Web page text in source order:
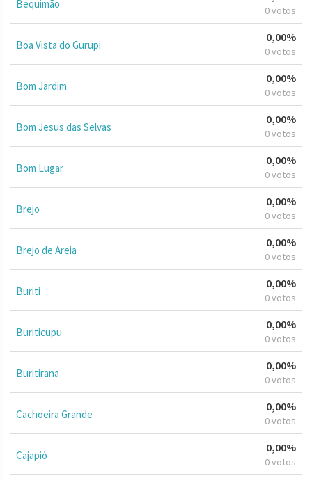
Bequimão 0 votos
Boa Vista do Gurupi
0,00%
0 votos
Bom Jardim
0,00%
0 votos
Bom Jesus das Selvas
0,00%
0 votos
Bom Lugar
0,00%
0 votos
Brejo
0,00%
0 votos
Brejo de Areia
0,00%
0 votos
Buriti
0,00%
0 votos
Buriticupu
0,00%
0 votos
Buritirana
0,00%
0 votos
Cachoeira Grande
0,00%
0 votos
Cajapió
0,00%
0 votos